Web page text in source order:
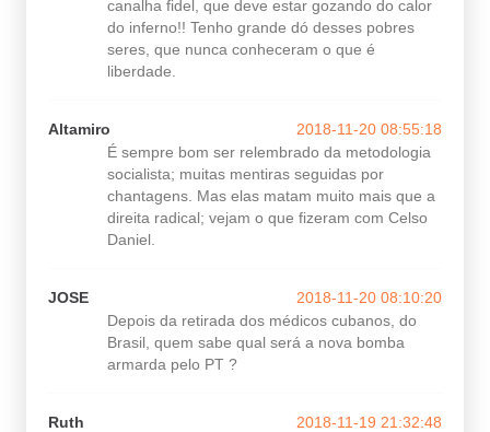
canalha fidel, que deve estar gozando do calor
do inferno!! Tenho grande dó desses pobres
seres, que nunca conheceram o que é
liberdade.
Altamiro
2018-11-20 08:55:18
É sempre bom ser relembrado da metodologia
socialista; muitas mentiras seguidas por
chantagens. Mas elas matam muito mais que a
direita radical; vejam o que fizeram com Celso
Daniel.
JOSE
2018-11-20 08:10:20
Depois da retirada dos médicos cubanos, do
Brasil, quem sabe qual será a nova bomba
armarda pelo PT ?
Ruth
2018-11-19 21:32:48